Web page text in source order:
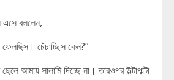
এসে বললেন,
ফেলছিস। চেঁচাচ্ছিস কেন?”
আমায় সালামি দিচ্ছে না। তারওপর উল্টাপাল্টা